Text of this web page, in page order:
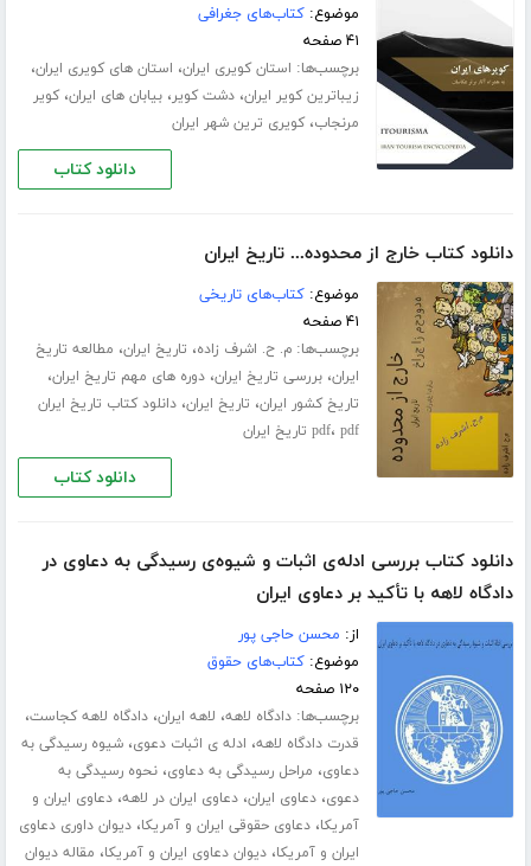
موضوع:کتاب‌های جغرافی
۴۱ صفحه
برچسب‌ها: استان کویری ایران، استان های کویری ایران،
زیباترین کویر ایران،دشت کویر،بیابان های ایران،کویر
مرنجاب،کویری ترین شهر ایران
دانلود کتاب
دانلود کتاب خارج از محدوده... تاریخ ایران
موضوع:کتاب‌های تاریخی
۴۱ صفحه
برچسب‌ها:م. ح. اشرف زاده، تاریخ ایران، مطالعه تاریخ
ایران،بررسی تاریخ ایران،دوره های مهم تاریخ ایران،
تاریخ کشور ایران، تاریخ ایران،دانلود کتاب تاریخ ایران
pdf، pdf تاریخ ایران
دانلود کتاب
دانلود کتاب بررسی ادله‌ی اثبات و شیوه‌ی رسیدگی به دعاوی در
دادگاه لاهه با تأکید بر دعاوی ایران
از: محسن حاجی پور
موضوع:کتاب‌های حقوق
۱۲۰ صفحه
برچسب‌ها:دادگاه لاهه، لاهه ایران،دادگاه لاهه کجاست،
قدرت دادگاه لاهه، ادله ی اثبات دعوی،شیوه رسیدگی به
دعاوی، مراحل رسیدگی به دعاوی،نحوه رسیدگی به
دعوی،دعاوی ایران،دعاوی ایران در لاهه،دعاوی ایران و
آمریکا،دعاوی حقوقی ایران و آمریکا،دیوان داوری دعاوی
ایران و آمریکا،دیوان دعاوی ایران و آمریکا، مقاله دیوان